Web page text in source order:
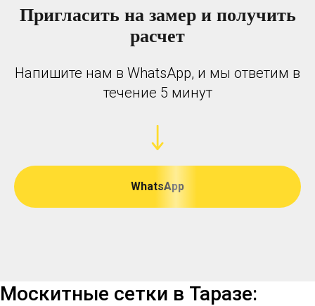
Пригласить на замер и получить
расчет
Напишите нам в WhatsApp, и мы ответим в
течение 5 минут
WhatsApp
Москитные сетки в Таразе: